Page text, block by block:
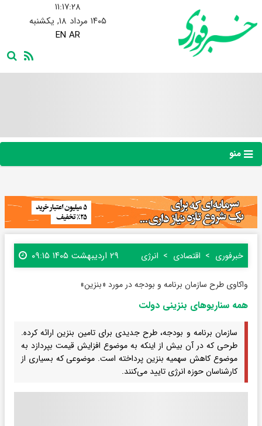
۱۱:۱۷:۲۹
۱۴۰۵ مرداد ۱۸, یکشنبه
EN AR
منو
خبرفوری اقتصادی انرژی ۲۹ اردیبهشت ۱۴۰۵ ۰۹:۱۵
واکاوی طرح سازمان برنامه و بودجه در مورد «بنزین»
همه سناریوهای بنزینی دولت
سازمان برنامه و بودجه، طرح جدیدی برای تامین بنزین ارائه کرده.
طرحی که در آن بیش از اینکه به موضوع افزایش قیمت بپردازد به
موضوع کاهش سهمیه بنزین پرداخته است. موضوعی که بسیاری از
کارشناسان حوزه انرژی تایید می‌کنند.